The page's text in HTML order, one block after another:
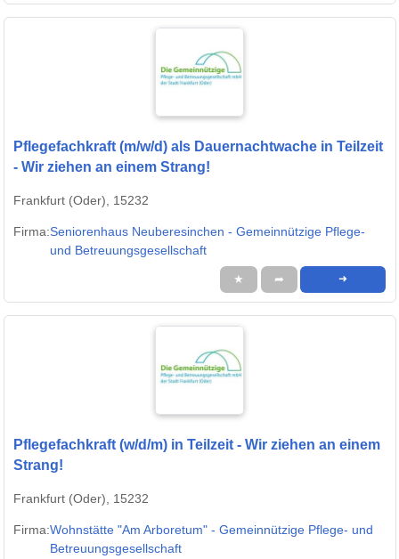
Pflegefachkraft (m/w/d) als Dauernachtwache in Teilzeit
- Wir ziehen an einem Strang!
Frankfurt (Oder), 15232
Firma:Seniorenhaus Neuberesinchen - Gemeinnützige Pflege-
und Betreuungsgesellschaft
★ ➦ ➜
Pflegefachkraft (w/d/m) in Teilzeit - Wir ziehen an einem
Strang!
Frankfurt (Oder), 15232
Firma:Wohnstätte "Am Arboretum" - Gemeinnützige Pflege- und
Betreuungsgesellschaft